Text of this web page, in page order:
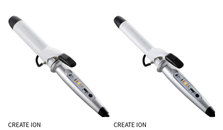
CREATE ION
CREATE ION